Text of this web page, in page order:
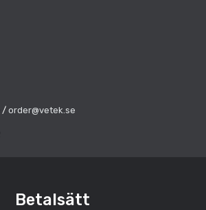
/ order@vetek.se
Betalsätt